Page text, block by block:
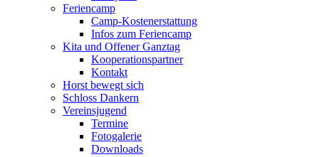
Feriencamp
Camp-Kostenerstattung
Infos zum Feriencamp
Kita und Offener Ganztag
Kooperationspartner
Kontakt
Horst bewegt sich
Schloss Dankern
Vereinsjugend
Termine
Fotogalerie
Downloads